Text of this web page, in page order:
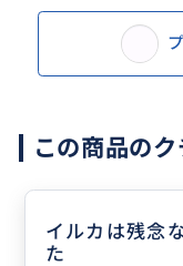
この商品のク
イルカは残念
た